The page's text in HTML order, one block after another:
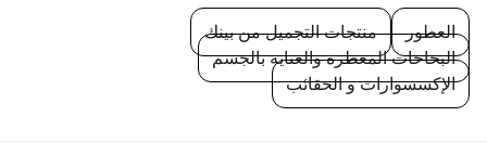
العطور
منتجات التجميل من بينك
البخاخات المعطرة والعناية بالجسم
الإكسسوارات و الحقائب